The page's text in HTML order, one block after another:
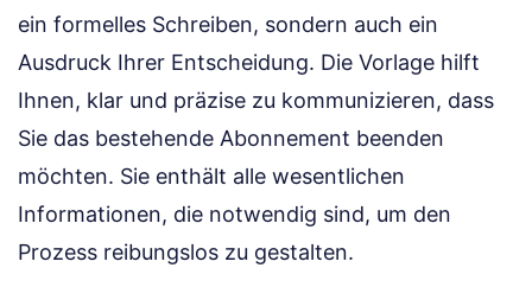
ein formelles Schreiben, sondern auch ein
Ausdruck Ihrer Entscheidung. Die Vorlage hilft
Ihnen, klar und präzise zu kommunizieren, dass
Sie das bestehende Abonnement beenden
möchten. Sie enthält alle wesentlichen
Informationen, die notwendig sind, um den
Prozess reibungslos zu gestalten.